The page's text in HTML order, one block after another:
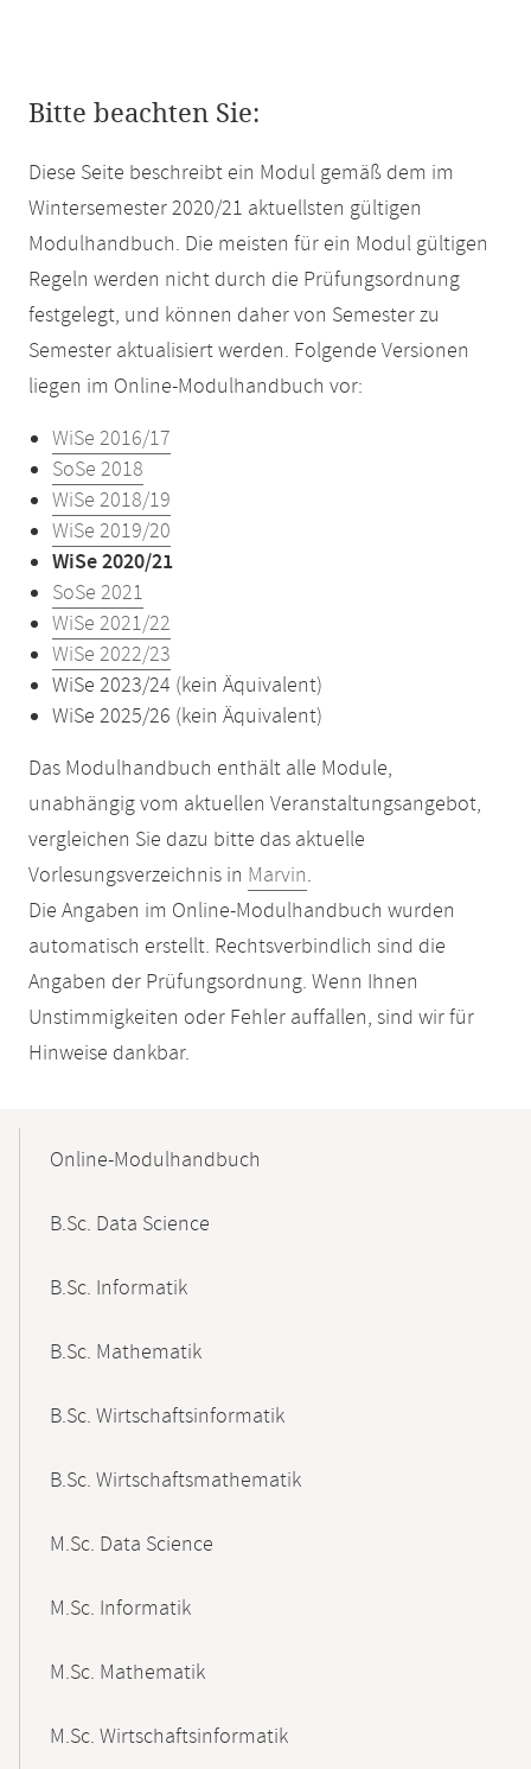
Bitte beachten Sie:
Diese Seite beschreibt ein Modul gemäß dem im
Wintersemester 2020/21 aktuellsten gültigen
Modulhandbuch. Die meisten für ein Modul gültigen
Regeln werden nicht durch die Prüfungsordnung
festgelegt, und können daher von Semester zu
Semester aktualisiert werden. Folgende Versionen
liegen im Online-Modulhandbuch vor:
WiSe 2016/17
SoSe 2018
WiSe 2018/19
WiSe 2019/20
WiSe 2020/21
SoSe 2021
WiSe 2021/22
WiSe 2022/23
WiSe 2023/24 (kein Äquivalent)
WiSe 2025/26 (kein Äquivalent)
Das Modulhandbuch enthält alle Module,
unabhängig vom aktuellen Veranstaltungsangebot,
vergleichen Sie dazu bitte das aktuelle
Vorlesungsverzeichnis in Marvin.
Die Angaben im Online-Modulhandbuch wurden
automatisch erstellt. Rechtsverbindlich sind die
Angaben der Prüfungsordnung. Wenn Ihnen
Unstimmigkeiten oder Fehler auffallen, sind wir für
Hinweise dankbar.
NavigationOnline-Modulhandbuch
B.Sc. Data Science
B.Sc. Informatik
B.Sc. Mathematik
B.Sc. Wirtschaftsinformatik
B.Sc. Wirtschaftsmathematik
M.Sc. Data Science
M.Sc. Informatik
M.Sc. Mathematik
M.Sc. Wirtschaftsinformatik